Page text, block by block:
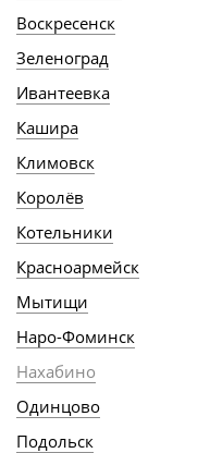
Воскресенск
Зеленоград
Ивантеевка
Кашира
Климовск
Королёв
Котельники
Красноармейск
Мытищи
Наро-Фоминск
Нахабино
Одинцово
Подольск